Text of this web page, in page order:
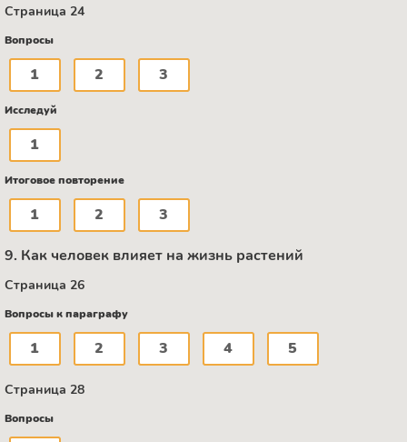
Страница 24
Вопросы
1 2 3
Исследуй
1
Итоговое повторение
1 2 3
9. Как человек влияет на жизнь растений
Страница 26
Вопросы к параграфу
1 2 3 4 5
Страница 28
Вопросы